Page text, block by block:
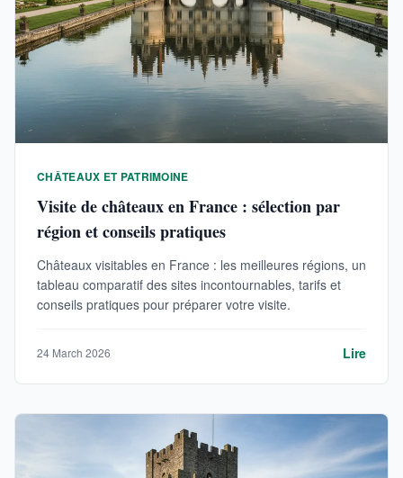
CHÂTEAUX ET PATRIMOINE
Visite de châteaux en France : sélection par
région et conseils pratiques
Châteaux visitables en France : les meilleures régions, un
tableau comparatif des sites incontournables, tarifs et
conseils pratiques pour préparer votre visite.
24 March 2026 Lire